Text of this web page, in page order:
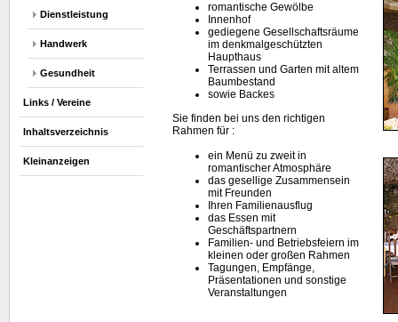
Dienstleistung
Handwerk
Gesundheit
Links / Vereine
Inhaltsverzeichnis
Kleinanzeigen
romantische Gewölbe
Innenhof
gediegene Gesellschaftsräume
im denkmalgeschützten
Haupthaus
Terrassen und Garten mit altem
Baumbestand
sowie Backes
Sie finden bei uns den richtigen
Rahmen für :
ein Menü zu zweit in
romantischer Atmosphäre
das gesellige Zusammensein
mit Freunden
Ihren Familienausflug
das Essen mit
Geschäftspartnern
Familien- und Betriebsfeiern im
kleinen oder großen Rahmen
Tagungen, Empfänge,
Präsentationen und sonstige
Veranstaltungen